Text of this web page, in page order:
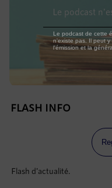
FLASH INFO
Flash d'actualité.
Le podcast
Le podcast de cette
n'existe pas. Il peut
l'émission et la